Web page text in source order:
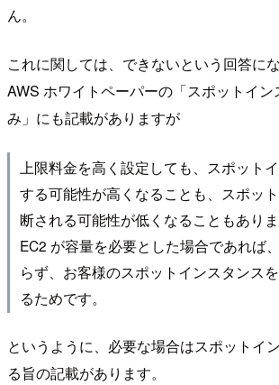
ん。
これに関しては、できないという回答にな
AWS ホワイトペーパーの「スポットイン
み」にも記載がありますが
上限料金を高く設定しても、スポット
する可能性が高くなることも、スポッ
断される可能性が低くなることもありま
EC2 が容量を必要とした場合であれば
らず、お客様のスポットインスタンス
るためです。
というように、必要な場合はスポットイ
る旨の記載があります。